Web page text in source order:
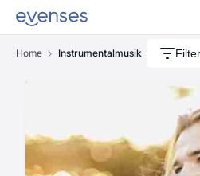
Home Instrumentalmusik Filter